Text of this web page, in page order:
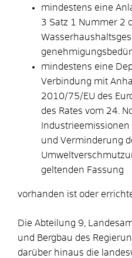
mindestens eine
3 Satz 1 Nummer 2
mindestens eine
Verbindung mit
2010/75/EU des
des Rates vom 24.
und Verminderung
geltenden Fassung
vorhanden ist oder
Die Abteilung 9,
und Bergbau des
darüber hinaus die